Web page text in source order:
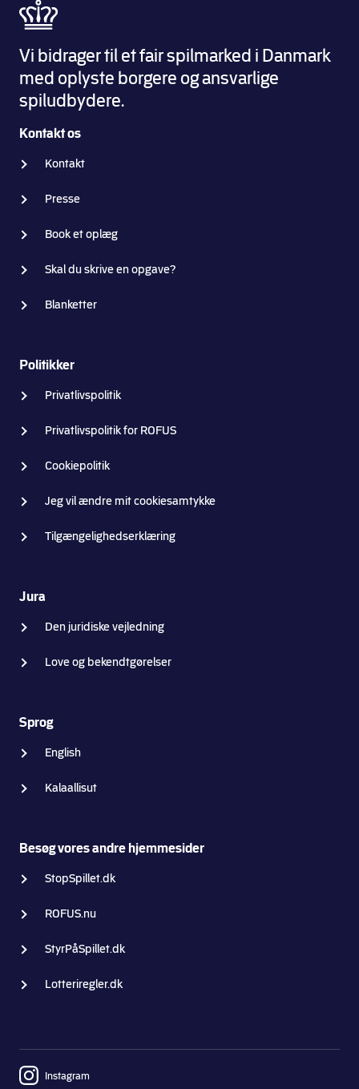
Vi bidrager til et fair spilmarked i Danmark
med oplyste borgere og ansvarlige
spiludbydere.
Kontakt os
Kontakt
Presse
Book et oplæg
Skal du skrive en opgave?
Blanketter
Politikker
Privatlivspolitik
Privatlivspolitik for ROFUS
Cookiepolitik
Jeg vil ændre mit cookiesamtykke
Tilgængelighedserklæring
Jura
Den juridiske vejledning
Love og bekendtgørelser
Sprog
English
Kalaallisut
Besøg vores andre hjemmesider
StopSpillet.dk
ROFUS.nu
StyrPåSpillet.dk
Lotteriregler.dk
Instagram